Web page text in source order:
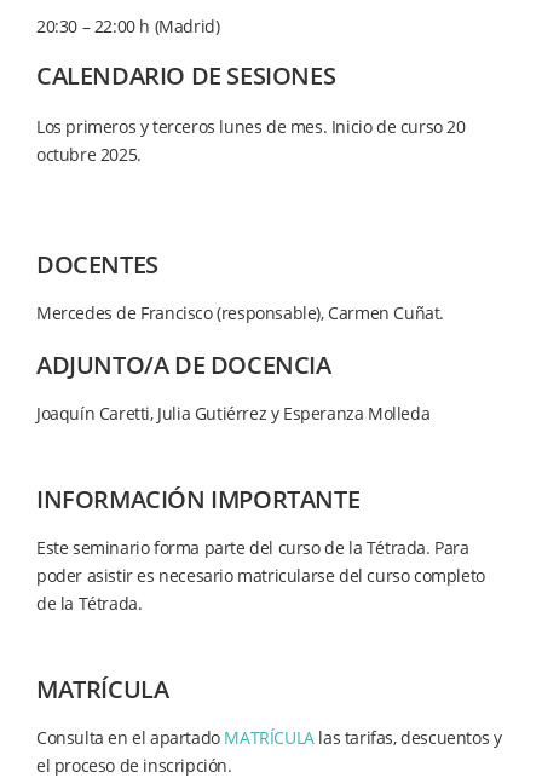
20:30 – 22:00 h (Madrid)
CALENDARIO DE SESIONES
Los primeros y terceros lunes de mes. Inicio de curso 20
octubre 2025.
DOCENTES
Mercedes de Francisco (responsable), Carmen Cuñat.
ADJUNTO/A DE DOCENCIA
Joaquín Caretti, Julia Gutiérrez y Esperanza Molleda
INFORMACIÓN IMPORTANTE
Este seminario forma parte del curso de la Tétrada. Para
poder asistir es necesario matricularse del curso completo
de la Tétrada.
MATRÍCULA
Consulta en el apartado MATRÍCULAlas tarifas, descuentos y
el proceso de inscripción.